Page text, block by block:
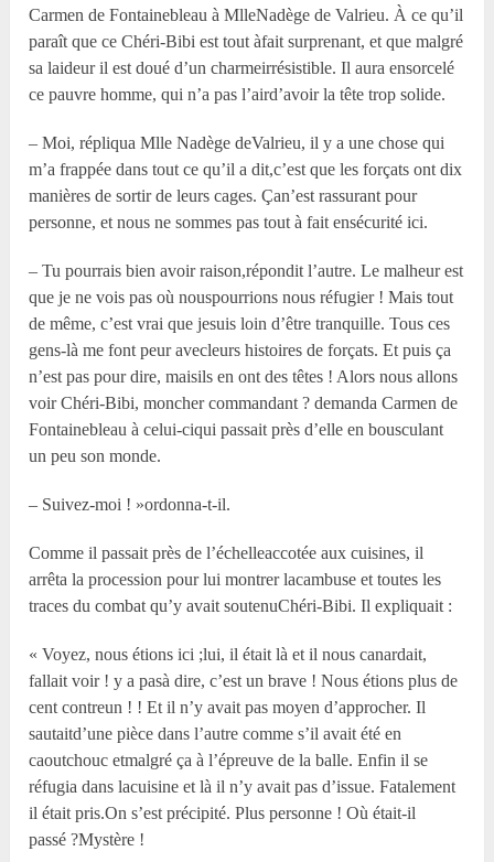
Carmen de Fontainebleau à MlleNadège de Valrieu. À ce qu’il
paraît que ce Chéri-Bibi est tout àfait surprenant, et que malgré
sa laideur il est doué d’un charmeirrésistible. Il aura ensorcelé
ce pauvre homme, qui n’a pas l’aird’avoir la tête trop solide.
– Moi, répliqua Mlle Nadège deValrieu, il y a une chose qui
m’a frappée dans tout ce qu’il a dit,c’est que les forçats ont dix
manières de sortir de leurs cages. Çan’est rassurant pour
personne, et nous ne sommes pas tout à fait ensécurité ici.
– Tu pourrais bien avoir raison,répondit l’autre. Le malheur est
que je ne vois pas où nouspourrions nous réfugier ! Mais tout
de même, c’est vrai que jesuis loin d’être tranquille. Tous ces
gens-là me font peur avecleurs histoires de forçats. Et puis ça
n’est pas pour dire, maisils en ont des têtes ! Alors nous allons
voir Chéri-Bibi, moncher commandant ? demanda Carmen de
Fontainebleau à celui-ciqui passait près d’elle en bousculant
un peu son monde.
– Suivez-moi ! »ordonna-t-il.
Comme il passait près de l’échelleaccotée aux cuisines, il
arrêta la procession pour lui montrer lacambuse et toutes les
traces du combat qu’y avait soutenuChéri-Bibi. Il expliquait :
« Voyez, nous étions ici ;lui, il était là et il nous canardait,
fallait voir ! y a pasà dire, c’est un brave ! Nous étions plus de
cent contreun ! ! Et il n’y avait pas moyen d’approcher. Il
sautaitd’une pièce dans l’autre comme s’il avait été en
caoutchouc etmalgré ça à l’épreuve de la balle. Enfin il se
réfugia dans lacuisine et là il n’y avait pas d’issue. Fatalement
il était pris.On s’est précipité. Plus personne ! Où était-il
passé ?Mystère !